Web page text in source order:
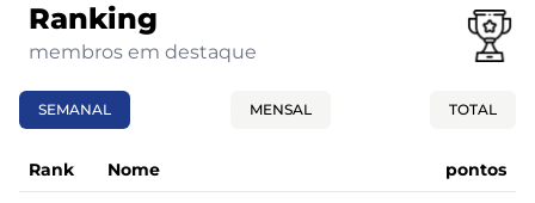
Ranking
membros em destaque
SEMANAL MENSAL TOTAL
Rank Nome pontos